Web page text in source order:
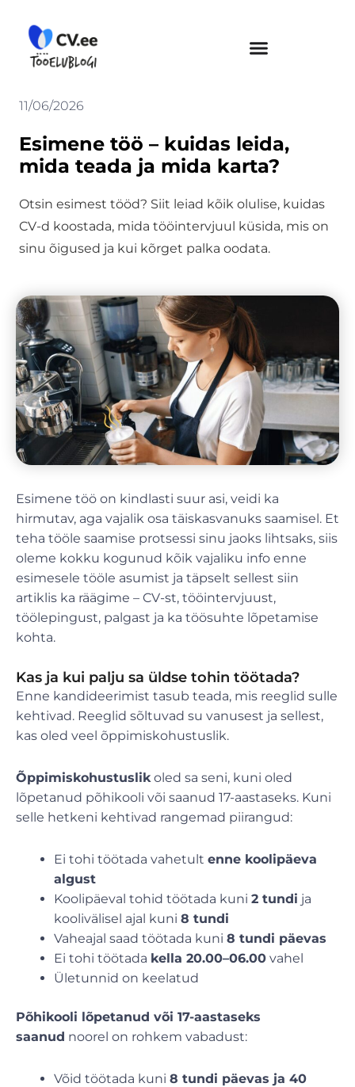
content
11/06/2026
Esimene töö – kuidas leida,
mida teada ja mida karta?
Otsin esimest tööd? Siit leiad kõik olulise, kuidas
CV-d koostada, mida tööintervjuul küsida, mis on
sinu õigused ja kui kõrget palka oodata.
Esimene töö on kindlasti suur asi, veidi ka
hirmutav, aga vajalik osa täiskasvanuks saamisel. Et
teha tööle saamise protsessi sinu jaoks lihtsaks, siis
oleme kokku kogunud kõik vajaliku info enne
esimesele tööle asumist ja täpselt sellest siin
artiklis ka räägime – CV-st, tööintervjuust,
töölepingust, palgast ja ka töösuhte lõpetamise
kohta.
Kas ja kui palju sa üldse tohin töötada?
Enne kandideerimist tasub teada, mis reeglid sulle
kehtivad. Reeglid sõltuvad su vanusest ja sellest,
kas oled veel õppimiskohustuslik.
Õppimiskohustuslik oled sa seni, kuni oled
lõpetanud põhikooli või saanud 17-aastaseks. Kuni
selle hetkeni kehtivad rangemad piirangud:
Ei tohi töötada vahetult enne koolipäeva
algust
Koolipäeval tohid töötada kuni 2 tundi ja
koolivälisel ajal kuni 8 tundi
Vaheajal saad töötada kuni 8 tundi päevas
Ei tohi töötada kella 20.00–06.00 vahel
Ületunnid on keelatud
Põhikooli lõpetanud või 17-aastaseks
saanud noorel on rohkem vabadust:
Võid töötada kuni 8 tundi päevas ja 40